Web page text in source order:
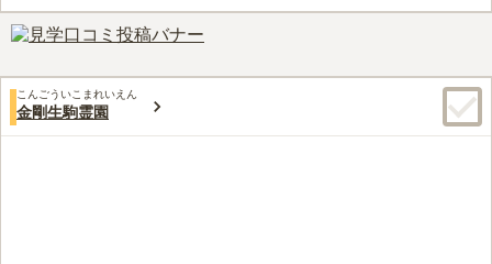
できる店はあります。ただ、品数も少なく、あまりぱっとしないので、前
もって自宅近くの店で購入してから行きます。食事場所も近くにはないの
口コミの続きを読む
こんごういこまれいえん
金剛生駒霊園